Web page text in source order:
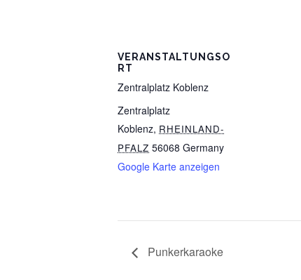
VERANSTALTUNGSO
RT
Zentralplatz Koblenz
Zentralplatz
Koblenz, RHEINLAND-
PFALZ 56068 Germany
Google Karte anzeigen
Punkerkaraoke